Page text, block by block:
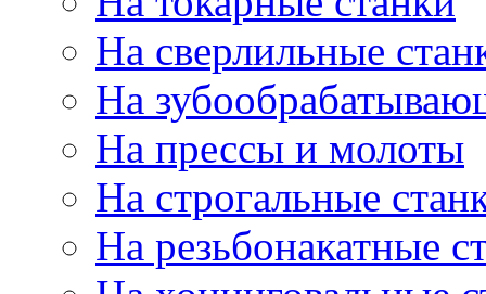
На сверлильные
На
На прессы и молоты
На строгальные
На резьбонакатные